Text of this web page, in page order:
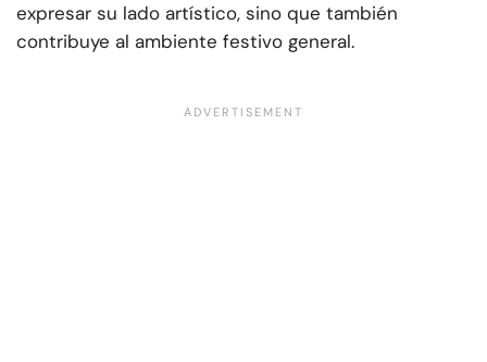
expresar su lado artístico, sino que también
contribuye al ambiente festivo general.